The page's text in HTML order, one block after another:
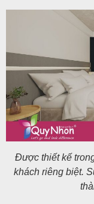
Được thiết kế
khách riêng biệt.